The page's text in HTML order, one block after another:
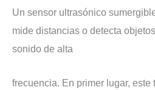
​Un sensor ultrasónico
mide distancias o detecta
sonido de alta
frecuencia. En primer lugar, este